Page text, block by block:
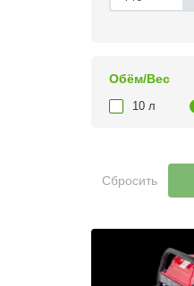
Обём/Вес
10 л
Сбросить